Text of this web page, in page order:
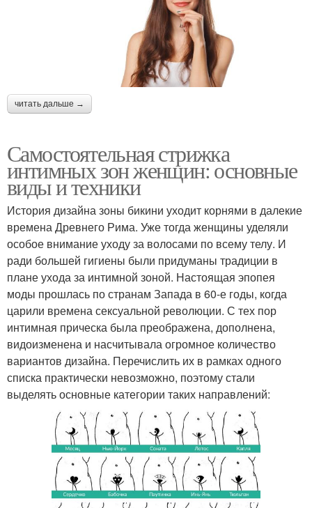
читать дальше →
Самостоятельная стрижка
интимных зон женщин: основные
виды и техники
История дизайна зоны бикини уходит корнями в далекие
времена Древнего Рима. Уже тогда женщины уделяли
особое внимание уходу за волосами по всему телу. И
ради большей гигиены были придуманы традиции в
плане ухода за интимной зоной. Настоящая эпопея
моды прошлась по странам Запада в 60-е годы, когда
царили времена сексуальной революции. С тех пор
интимная прическа была преображена, дополнена,
видоизменена и насчитывала огромное количество
вариантов дизайна. Перечислить их в рамках одного
списка практически невозможно, поэтому стали
выделять основные категории таких направлений: